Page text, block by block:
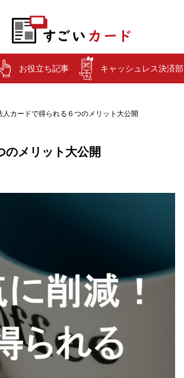
お役立ち記事 キャッシュレス決済部
カードで得られる６つのメリット大公開
のメリット大公開